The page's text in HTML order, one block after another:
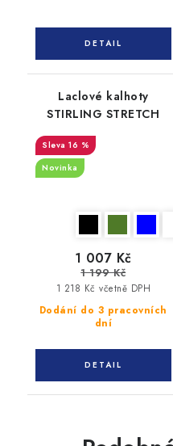
Laclové kalhoty
STIRLING STRETCH
16 %
Novinka
Dodání do 3 pracovních
dní
1 218 Kč včetně DPH
1 007 Kč
1 199 Kč